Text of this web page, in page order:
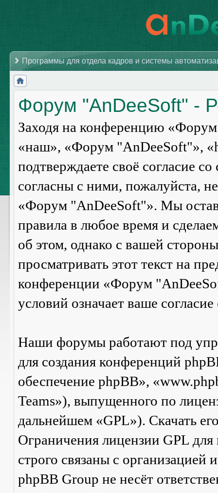
Программы для отдела кадров и системы
Форум "AnDeeSoft" -
Заходя на конференцию
«наш», «Форум "AnDeeSoft"»,
подтверждаете своё согласие
согласны с ними, пожалуйста,
«Форум "AnDeeSoft"». Мы
правила в любое время и
об этом, однако с вашей
просматривать этот текст на
конференции «Форум
условий означает ваше
Наши форумы работают под
для создания конференций
обеспечение phpBB»,
Teams»), выпущенного по
дальнейшем «GPL»). Скачать
Ограничения лицензии GPL
строго связаны с
phpBB Group не несёт